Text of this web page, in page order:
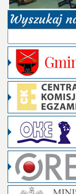
Wyszukaj